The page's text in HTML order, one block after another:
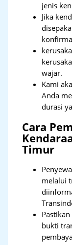
jenis
Jika
wajar.
Kami
Anda
durasi
Cara
Timur
melalui
bukti